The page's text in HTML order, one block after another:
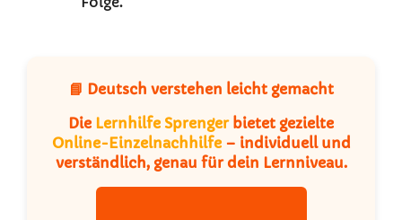
📘 Deutsch verstehen leicht gemacht
Die Lernhilfe Sprengerbietet gezielte
Online-Einzelnachhilfe– individuell und
verständlich, genau für dein Lernniveau.